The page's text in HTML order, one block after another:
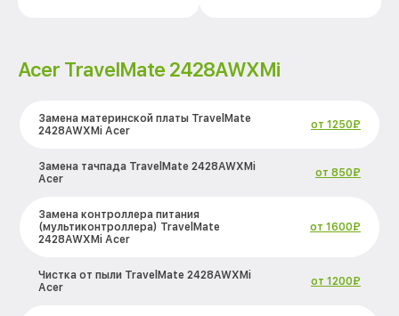
Acer TravelMate 2428AWXMi
Замена материнской платы TravelMate
2428AWXMi Acer
от 1250₽
Замена тачпада TravelMate 2428AWXMi
Acer
от 850₽
Замена контроллера питания
(мультиконтроллера) TravelMate
2428AWXMi Acer
от 1600₽
Чистка от пыли TravelMate 2428AWXMi
Acer
от 1200₽